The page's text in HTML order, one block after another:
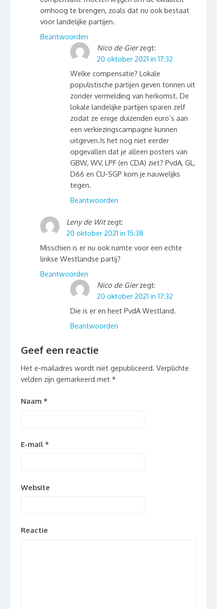
omhoog te brengen, zoals dat nu ook bestaat
voor landelijke partijen.
Beantwoorden
Nico de Gier zegt:
20 oktober 2021 in 17:32
Welke compensatie? Lokale
populistische partijen geven tonnen uit
zonder vermelding van herkomst. De
lokale landelijke partijen sparen zelf
zodat ze enige duizenden euro’s aan
een verkiezingscampagne kunnen
uitgeven.Is het nog niet eerder
opgevallen dat je alleen posters van
GBW, WV, LPF (en CDA) ziet? PvdA, GL,
D66 en CU-SGP kom je nauwelijks
tegen.
Beantwoorden
Leny de Wit zegt:
20 oktober 2021 in 15:38
Misschien is er nu ook ruimte voor een echte
linkse Westlandse partij?
Beantwoorden
Nico de Gier zegt:
20 oktober 2021 in 17:32
Die is er en heet PvdA Westland.
Beantwoorden
Geef een reactie
Het e-mailadres wordt niet gepubliceerd. Verplichte
velden zijn gemarkeerd met *
Naam *
E-mail *
Website
Reactie